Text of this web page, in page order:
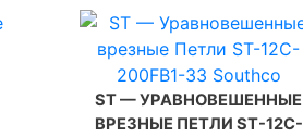
ST — УРАВНОВЕШЕННЫЕ
ВРЕЗНЫЕ ПЕТЛИ ST-12C-